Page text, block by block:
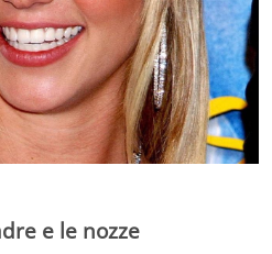
e le nozze